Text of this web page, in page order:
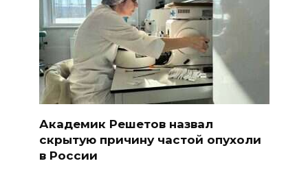
Академик Решетов назвал
скрытую причину частой опухоли
в России